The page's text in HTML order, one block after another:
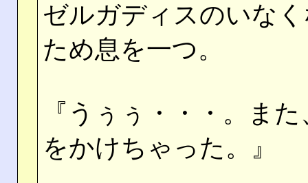
ゼルガディスのいな
ため息を一つ。
『うぅぅ・・・。ま
をかけちゃった。』